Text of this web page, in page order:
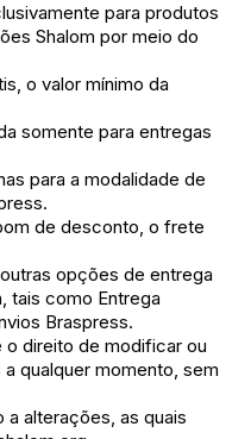
para produtos
Shalom por meio do
o valor mínimo da
somente para entregas
para a modalidade de
de desconto, o frete
opções de entrega
tais como Entrega
Braspress.
o direito de modificar ou
qualquer momento, sem
a alterações, as quais